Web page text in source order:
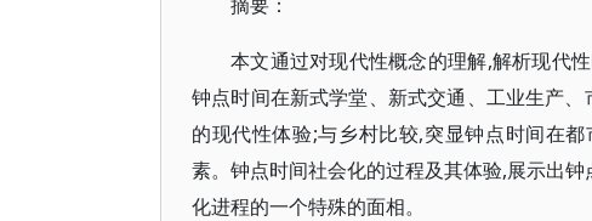
本文通过对现代性概念的理解,解析现代
钟点时间在新式学堂、新式交通、工业生产
的现代性体验;与乡村比较,突显钟点时间在
素。钟点时间社会化的过程及其体验,展示出
化进程的一个特殊的面相。